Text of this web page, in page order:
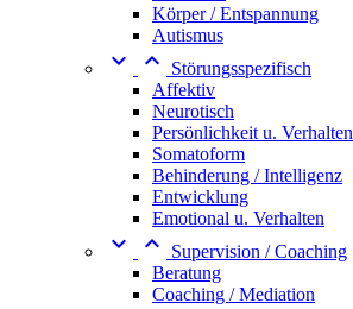
Körper / Entspannung
Autismus
 
Störungsspezifisch
Affektiv
Neurotisch
Persönlichkeit u. Verhalten
Somatoform
Behinderung / Intelligenz
Entwicklung
Emotional u. Verhalten
 
Supervision / Coaching
Beratung
Coaching / Mediation